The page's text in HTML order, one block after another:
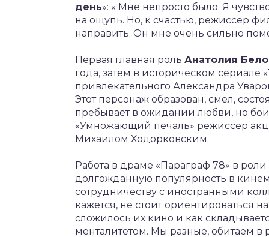
день»: « Мне непросто было. Я
на ощупь. Но, к счастью, режиссер
направить. Он мне очень сильно
Первая главная роль Анатолия
года, затем в историческом сериале
привлекательного Александра
Этот персонаж образован, смел,
пребывает в ожидании любви, но
«Умножающий печаль» режиссер
Михаилом Ходорковским.
Работа в драме «Параграф 78» в
долгожданную популярность в
сотрудничеству с иностранными
кажется, не стоит ориентироваться
сложилось их кино и как
менталитетом. Мы разные, обитаем в